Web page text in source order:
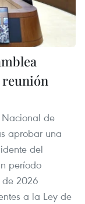
reunión
Nacional de
aprobar una
del
período
de 2026
a la Ley de